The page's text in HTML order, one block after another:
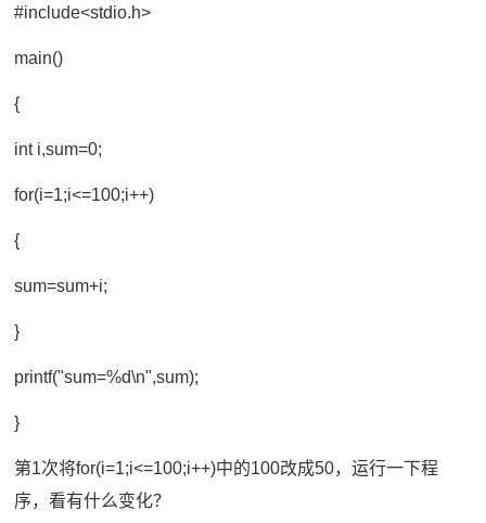
#include<stdio.h>
main()
{
int i,sum=0;
for(i=1;i<=100;i++)
{
sum=sum+i;
}
printf("sum=%d\n",sum);
}
第1次将for(i=1;i<=100;i++)中的100改成50，运行一下程
序，看有什么变化？